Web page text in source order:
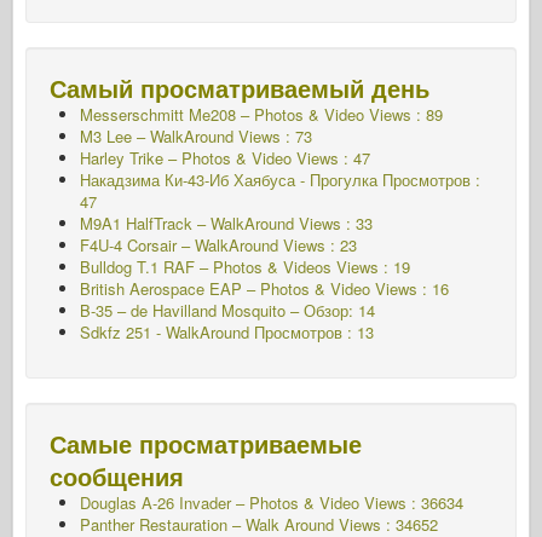
Самый просматриваемый день
Messerschmitt Me208 – Photos & Video Views : 89
M3 Lee – WalkAround Views : 73
Harley Trike – Photos & Video Views : 47
Накадзима Ки-43-Иб Хаябуса - ПрогулкаПросмотров :
47
M9A1 HalfTrack – WalkAround Views : 33
F4U-4 Corsair – WalkAround Views : 23
Bulldog T.1 RAF – Photos & Videos Views : 19
British Aerospace EAP – Photos & Video Views : 16
B-35 – de Havilland Mosquito – Обзор: 14
Sdkfz 251 - WalkAround Просмотров : 13
Самые просматриваемые
сообщения
Douglas A-26 Invader – Photos & Video Views : 36634
Panther Restauration – Walk Around Views : 34652